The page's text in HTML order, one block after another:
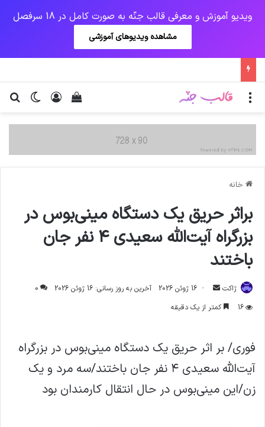
ویدیو آموزش و معرفی قالب جنّه به صورت کامل در 18 سرفصل
مشاهده ویدیوهای آموزشی
تغییر ورود
دیدن سبد خرید منو
خانه
براثر حریق یک دستگاه مینی‌بوس در
بزرگراه آیت‌الله سعیدی ۴ نفر جان
باختند
ژاکت
ارسال
ایمیل
16 ژوئن 2026 آخرین به روز رسانی: 16 ژوئن 2026
0
16
کمتر از یک دقیقه
فوری/ بر اثر حریق یک دستگاه مینی‌بوس در بزرگراه
آیت‌الله سعیدی ۴ نفر جان باختند/سه مرد و یک
زن/این مینی‌بوس در حال انتقال کارمندان بود